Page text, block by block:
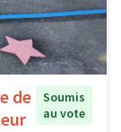
de
Soumis
au vote